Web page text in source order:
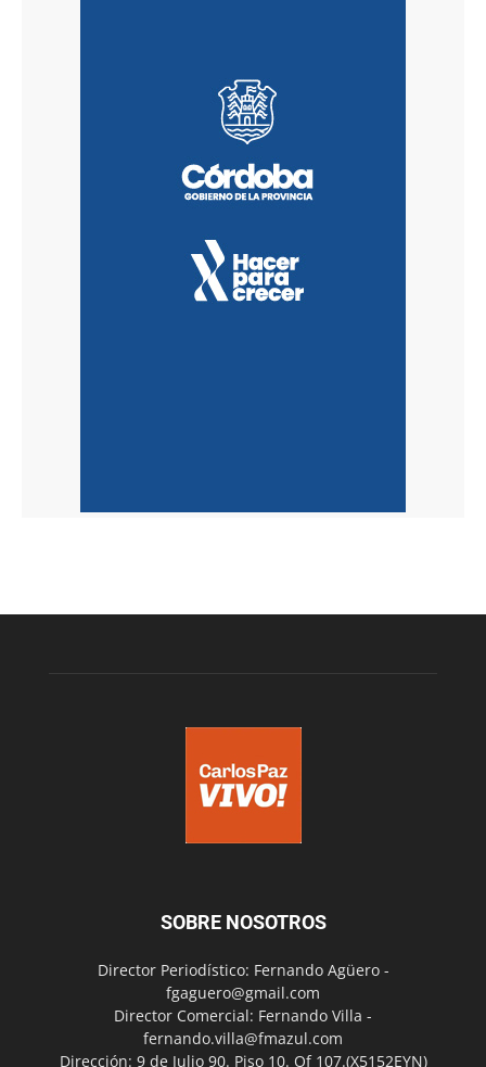
SOBRE NOSOTROS
Director Periodístico: Fernando Agüero -
fgaguero@gmail.com
Director Comercial: Fernando Villa -
fernando.villa@fmazul.com
Dirección: 9 de Julio 90. Piso 10. Of 107.(X5152EYN)